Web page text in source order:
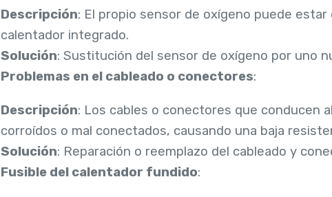
Descripción: El propio sensor de oxígeno puede
calentador integrado.
Solución: Sustitución del sensor de oxígeno por uno
Problemas en el cableado o conectores:
Descripción: Los cables o conectores que conducen
corroídos o mal conectados, causando una baja
Solución: Reparación o reemplazo del cableado y
Fusible del calentador fundido: